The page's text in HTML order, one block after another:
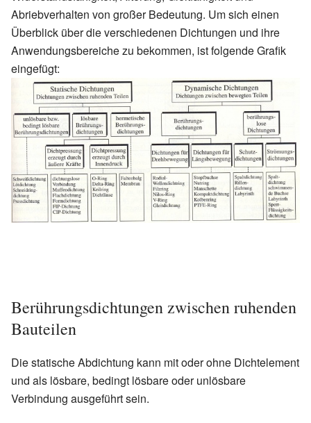
Abriebverhalten von großer Bedeutung. Um sich einen
Überblick über die verschiedenen Dichtungen und ihre
Anwendungsbereiche zu bekommen, ist folgende Grafik
eingefügt:
Berührungsdichtungen zwischen ruhenden
Bauteilen
Die statische Abdichtung kann mit oder ohne Dichtelement
und als lösbare, bedingt lösbare oder unlösbare
Verbindung ausgeführt sein.